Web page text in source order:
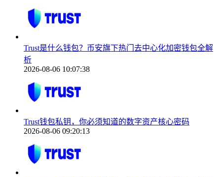
Trust是什么钱包？币安旗下热门去中心化加密钱包全解
析
2026-08-06 10:07:38
Trust钱包私钥，你必须知道的数字资产核心密码
2026-08-06 09:20:13